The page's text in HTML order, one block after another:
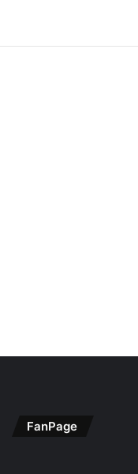
FanPage